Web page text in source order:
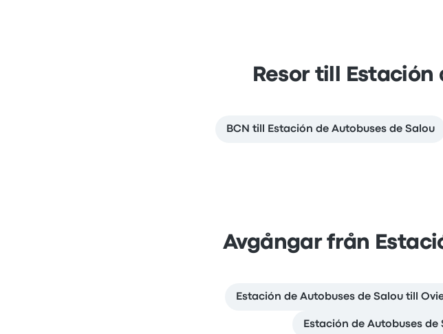
Resor till
BCN till Estación de Autobuses de Salou
Avgångar från
Estación de Autobuses de Salou till
Estación de Autobuses de